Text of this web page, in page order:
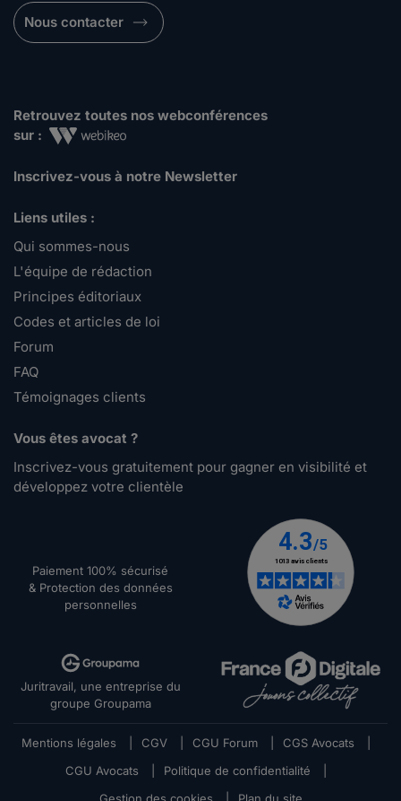
Nous contacter
Retrouvez toutes nos webconférences
sur :
Inscrivez-vous à notre Newsletter
Liens utiles :
Qui sommes-nous
L'équipe de rédaction
Principes éditoriaux
Codes et articles de loi
Forum
FAQ
Témoignages clients
Vous êtes avocat ?
Inscrivez-vous gratuitement pour gagner en visibilité et
développez votre clientèle
Paiement 100% sécurisé
& Protection des données
personnelles
Juritravail, une entreprise du
groupe Groupama
Mentions légales CGV CGU Forum CGS Avocats
CGU Avocats
Politique de confidentialité